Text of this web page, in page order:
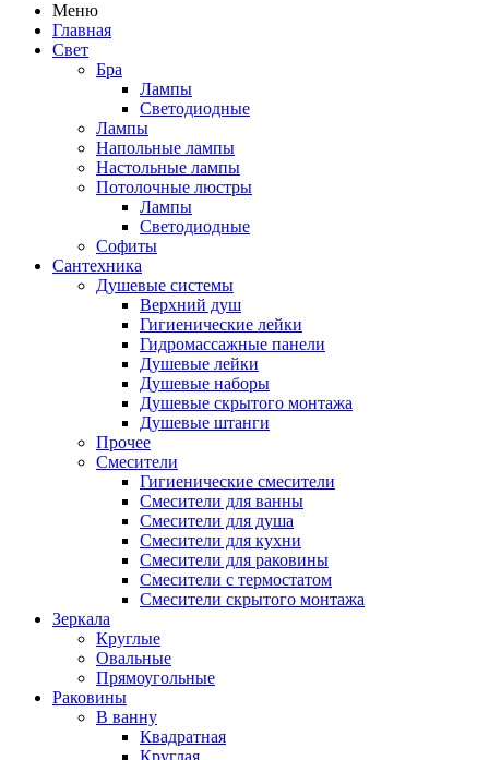
Меню
Главная
Свет
Бра
Лампы
Светодиодные
Лампы
Напольные лампы
Настольные лампы
Потолочные люстры
Лампы
Светодиодные
Софиты
Сантехника
Душевые системы
Верхний душ
Гигиенические лейки
Гидромассажные панели
Душевые лейки
Душевые наборы
Душевые скрытого монтажа
Душевые штанги
Прочее
Смесители
Гигиенические смесители
Смесители для ванны
Смесители для душа
Смесители для кухни
Смесители для раковины
Смесители с термостатом
Смесители скрытого монтажа
Зеркала
Круглые
Овальные
Прямоугольные
Раковины
В ванну
Квадратная
Круглая